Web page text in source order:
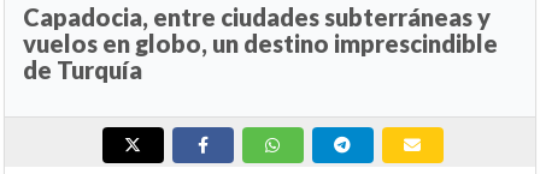
Capadocia, entre ciudades subterráneas y
vuelos en globo, un destino imprescindible
de Turquía